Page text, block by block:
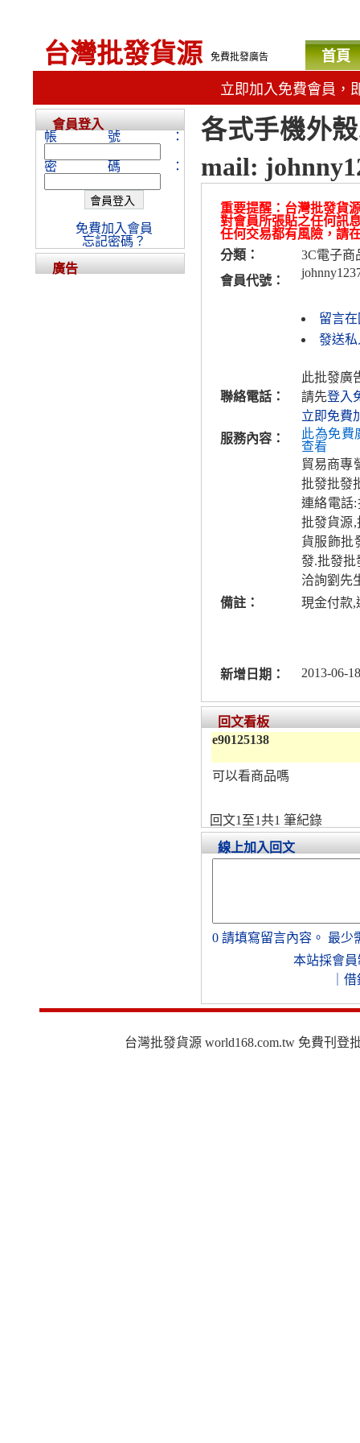
台灣批發貨源 免費批發廣告 首頁
立即加入免費會員，
各式手機外
mail:
重要提醒：台灣批發貨
對會員所張貼之任何訊
任何交易都有風險，請
分類：
3C電子商
會員代號：
留言
發送私
聯絡電話：
此批發廣
請先登入
立即免費
服務內容：
此為免費
查看
貿易商專
批發批發
連絡電話
批發貨源,
貨服飾批
發.批發批
洽詢劉先
備註：
現金付款,
新增日期： 2013-06-
回文看板
e90125138
可以看商品嗎
回文1至1共1 筆紀錄
線上加入回文
0 請填寫留言內容。 最少
本站採會員
借
會員登入
帳號：
密碼：
免費加入會員
忘記密碼？
廣告
台灣批發貨源 world168.com.tw 免費刊登